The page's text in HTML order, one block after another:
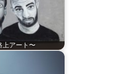
アート〜